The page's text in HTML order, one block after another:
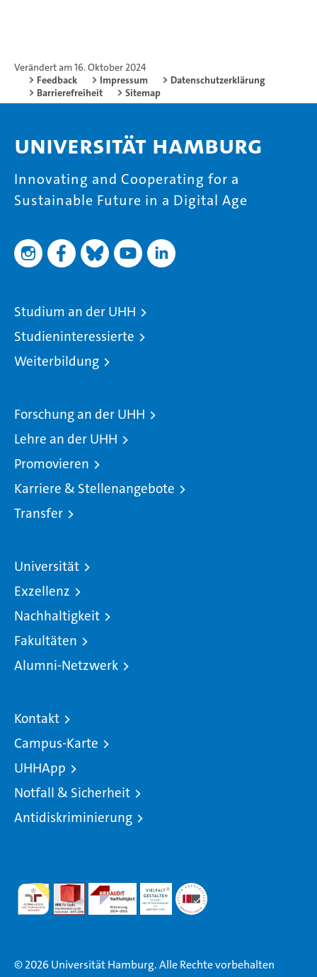
Verändert am 16. Oktober 2024
Feedback
Impressum
Datenschutzerklärung
Barrierefreiheit
Sitemap
Universität Hamburg
Innovating and Cooperating for a
Sustainable Future in a Digital Age
Studium an der UHH
Studieninteressierte
Weiterbildung
Forschung an der UHH
Lehre an der UHH
Promovieren
Karriere & Stellenangebote
Transfer
Universität
Exzellenz
Nachhaltigkeit
Fakultäten
Alumni-Netzwerk
Kontakt
Campus-Karte
UHHApp
Notfall & Sicherheit
Antidiskriminierung
© 2026 Universität Hamburg. Alle Rechte vorbehalten